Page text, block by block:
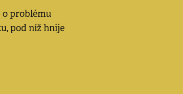
o problému
pod níž hnije